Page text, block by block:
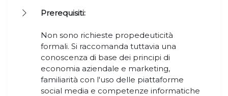
Prerequisiti:
Non sono richieste propedeuticità
formali. Si raccomanda tuttavia una
conoscenza di base dei principi di
economia aziendale e marketing,
familiarità con l'uso delle piattaforme
social media e competenze informatiche